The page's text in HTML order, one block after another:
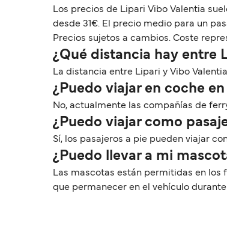
Los precios de Lipari Vibo Valentia
desde 31€. El precio medio para un
Precios sujetos a cambios. Coste
¿Qué distancia hay entre
La distancia entre Lipari y Vibo
¿Puedo viajar en coche
No, actualmente las compañías de
¿Puedo viajar como
Sí, los pasajeros a pie pueden viajar
¿Puedo llevar a mi
Las mascotas están permitidas en los
que permanecer en el vehículo